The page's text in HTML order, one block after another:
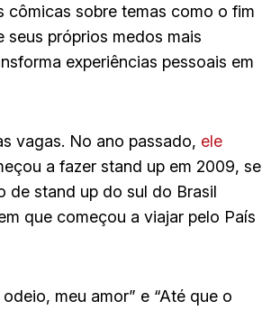
cômicas sobre temas como o fim
próprios medos mais
experiências pessoais em
vagas. No ano passado, ele
a fazer stand up em 2009, se
de stand up do sul do Brasil
que começou a viajar pelo País
meu amor” e “Até que o